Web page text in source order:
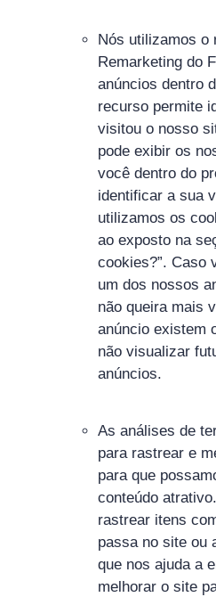
Nós utilizamos o
Remarketing do
anúncios dentro
recurso permite
visitou o nosso
pode exibir os
você dentro do
identificar a sua
utilizamos os
ao exposto na
cookies?”. Caso
um dos nossos
não queira mais
anúncio existem
não visualizar
anúncios.
As análises de
para rastrear e
para que
conteúdo
rastrear itens
passa no site ou
que nos ajuda a
melhorar o site